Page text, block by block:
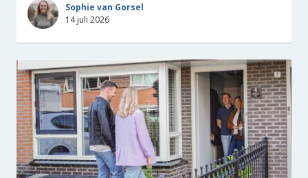
Sophie van Gorsel
14 juli 2026